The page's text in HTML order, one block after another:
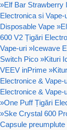
»Elf Bar Strawberry
Electronica si Vape-
Disposable Vape »
600 V2 Țigări
Vape-uri »Icewave
Switch Pico »Kituri
VEEV inPrime »
Electronice & Vape-
Electronice & Vape-
»One Puff Țigări
»Ske Crystal 600
Capsule preumplute